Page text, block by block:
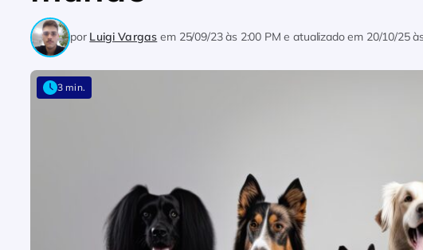
por Luigi Vargas em 25/09/23 às 2:00 PM e atualizado em 20/10/25
3 min.